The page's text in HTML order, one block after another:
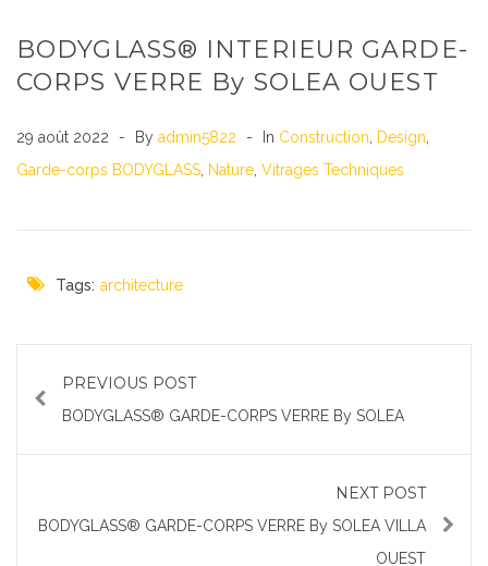
BODYGLASS® INTERIEUR GARDE-
CORPS VERRE By SOLEA OUEST
29 août 2022 By admin5822 In Construction Design
Garde-corps BODYGLASS Nature Vitrages Techniques
Tags: architecture
PREVIOUS POST
BODYGLASS® GARDE-CORPS VERRE By SOLEA
NEXT POST
BODYGLASS® GARDE-CORPS VERRE By SOLEA VILLA
OUEST